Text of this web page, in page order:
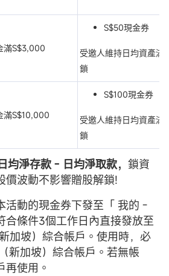
滿S$3,000
S$50現金券
受邀人維持日均資產
鎖
滿S$10,000
S$100現金券
受邀人維持日均資產
鎖
均淨存款 - 日均淨取款， 鎖資
價波動不影響贈股解鎖!
活動的現金券下發至「 我的 -
合條件3個工作日內直接發放至
加坡）綜合帳戶。使用時，必
新加坡）綜合帳戶。若無帳
再使用。